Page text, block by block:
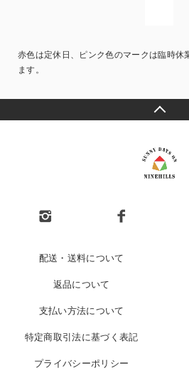
赤色は定休日、ピンク色のマークは臨時休
ます。
配送・送料について
返品について
支払い方法について
特定商取引法に基づく表記
プライバシーポリシー